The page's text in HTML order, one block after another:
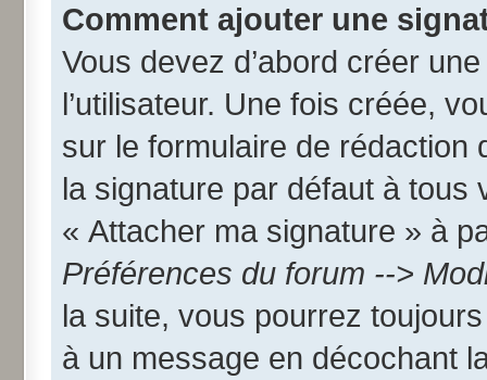
Comment ajouter une
Vous devez d’abord créer
l’utilisateur. Une fois créée,
sur le formulaire de rédaction
la signature par défaut à tous
« Attacher ma signature » à
Préférences du forum -->
la suite, vous pourrez
à un message en décochant